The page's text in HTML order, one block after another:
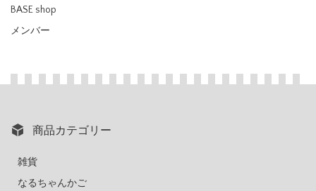
BASE shop
メンバー
商品カテゴリー
雑貨
なるちゃんかご